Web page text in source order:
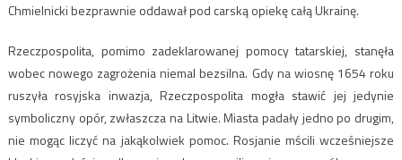
Chmielnicki bezprawnie oddawał pod carską opiekę całą Ukrainę.
Rzeczpospolita, pomimo zadeklarowanej pomocy tatarskiej, stanęła
wobec nowego zagrożenia niemal bezsilna. Gdy na wiosnę 1654 roku
ruszyła rosyjska inwazja, Rzeczpospolita mogła stawić jej jedynie
symboliczny opór, zwłaszcza na Litwie. Miasta padały jedno po drugim,
nie mogąc liczyć na jakąkolwiek pomoc. Rosjanie mścili wcześniejsze